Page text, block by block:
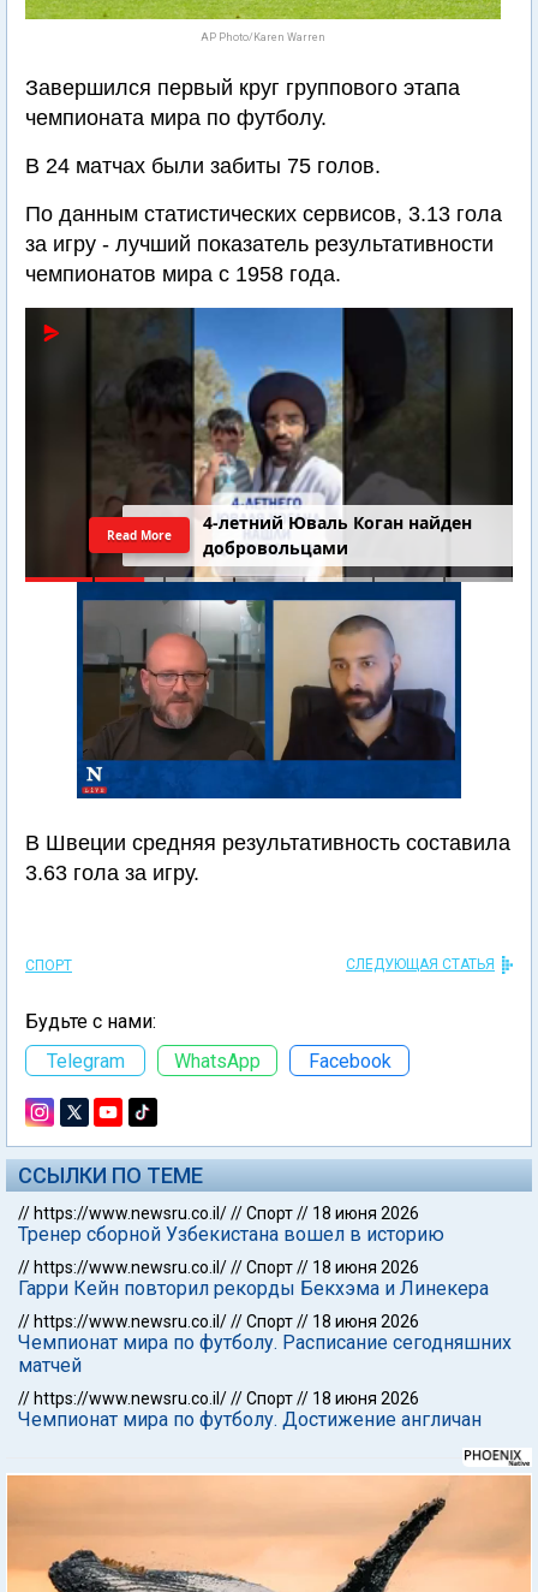
AP Photo/Karen Warren
Завершился первый круг группового этапа
чемпионата мира по футболу.
В 24 матчах были забиты 75 голов.
По данным статистических сервисов, 3.13 гола
за игру - лучший показатель результативности
чемпионатов мира с 1958 года.
4-летний Юваль Коган найден
добровольцами
Read More
В Швеции средняя результативность составила
3.63 гола за игру.
СПОРТ СЛЕДУЮЩАЯ СТАТЬЯ
Будьте с нами:
Telegram
WhatsApp Facebook
ССЫЛКИ ПО ТЕМЕ
// https://www.newsru.co.il///Спорт// 18 июня 2026
Тренер сборной Узбекистана вошел в историю
// https://www.newsru.co.il///Спорт// 18 июня 2026
Гарри Кейн повторил рекорды Бекхэма и Линекера
// https://www.newsru.co.il///Спорт// 18 июня 2026
Чемпионат мира по футболу. Расписание сегодняшних
матчей
// https://www.newsru.co.il///Спорт// 18 июня 2026
Чемпионат мира по футболу. Достижение англичан